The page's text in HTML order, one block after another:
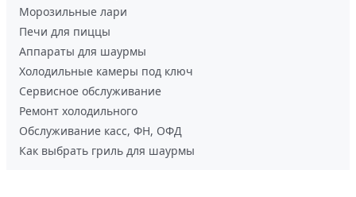
Морозильные лари
Печи для пиццы
Аппараты для шаурмы
Холодильные камеры под ключ
Сервисное обслуживание
Ремонт холодильного
Обслуживание касс, ФН, ОФД
Как выбрать гриль для шаурмы